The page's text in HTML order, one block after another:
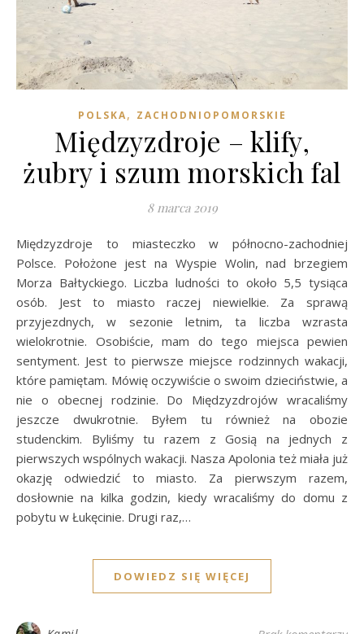
POLSKA, ZACHODNIOPOMORSKIE
Międzyzdroje – klify,
żubry i szum morskich fal
8 marca 2019
Międzyzdroje to miasteczko w północno-zachodniej
Polsce. Położone jest na Wyspie Wolin, nad brzegiem
Morza Bałtyckiego. Liczba ludności to około 5,5 tysiąca
osób. Jest to miasto raczej niewielkie. Za sprawą
przyjezdnych, w sezonie letnim, ta liczba wzrasta
wielokrotnie. Osobiście, mam do tego miejsca pewien
sentyment. Jest to pierwsze miejsce rodzinnych wakacji,
które pamiętam. Mówię oczywiście o swoim dzieciństwie, a
nie o obecnej rodzinie. Do Międzyzdrojów wracaliśmy
jeszcze dwukrotnie. Byłem tu również na obozie
studenckim. Byliśmy tu razem z Gosią na jednych z
pierwszych wspólnych wakacji. Nasza Apolonia też miała już
okazję odwiedzić to miasto. Za pierwszym razem,
dosłownie na kilka godzin, kiedy wracaliśmy do domu z
pobytu w Łukęcinie. Drugi raz,…
DOWIEDZ SIĘ WIĘCEJ